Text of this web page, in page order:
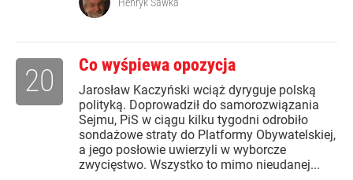
Co wyśpiewa opozycja
Jarosław Kaczyński wciąż dyryguje polską
polityką. Doprowadził do samorozwiązania
Sejmu, PiS w ciągu kilku tygodni odrobiło
sondażowe straty do Platformy Obywatelskiej,
a jego posłowie uwierzyli w wyborcze
zwycięstwo. Wszystko to mimo nieudanej...
20